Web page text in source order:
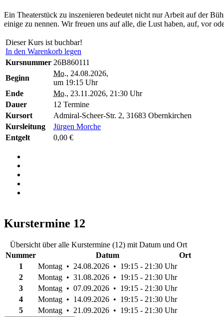
Ein Theaterstück zu inszenieren bedeutet nicht nur Arbeit auf der
einige zu nennen. Wir freuen uns auf alle, die Lust haben, auf, vor
Dieser Kurs ist buchbar!
In den Warenkorb legen
Kursnummer 26B860111
Beginn
Mo., 24.08.2026,
um 19:15 Uhr
Ende
Mo., 23.11.2026, 21:30 Uhr
Dauer
12 Termine
Kursort
Admiral-Scheer-Str. 2, 31683 Obernkirchen
Kursleitung
Jürgen Morche
Entgelt
0,00 €
Kurstermine 12
Übersicht über alle Kurstermine (12) mit Datum und Ort
Nummer
Datum
Ort
1
Montag • 24.08.2026 • 19:15 - 21:30 Uhr
2
Montag • 31.08.2026 • 19:15 - 21:30 Uhr
3
Montag • 07.09.2026 • 19:15 - 21:30 Uhr
4
Montag • 14.09.2026 • 19:15 - 21:30 Uhr
5
Montag • 21.09.2026 • 19:15 - 21:30 Uhr